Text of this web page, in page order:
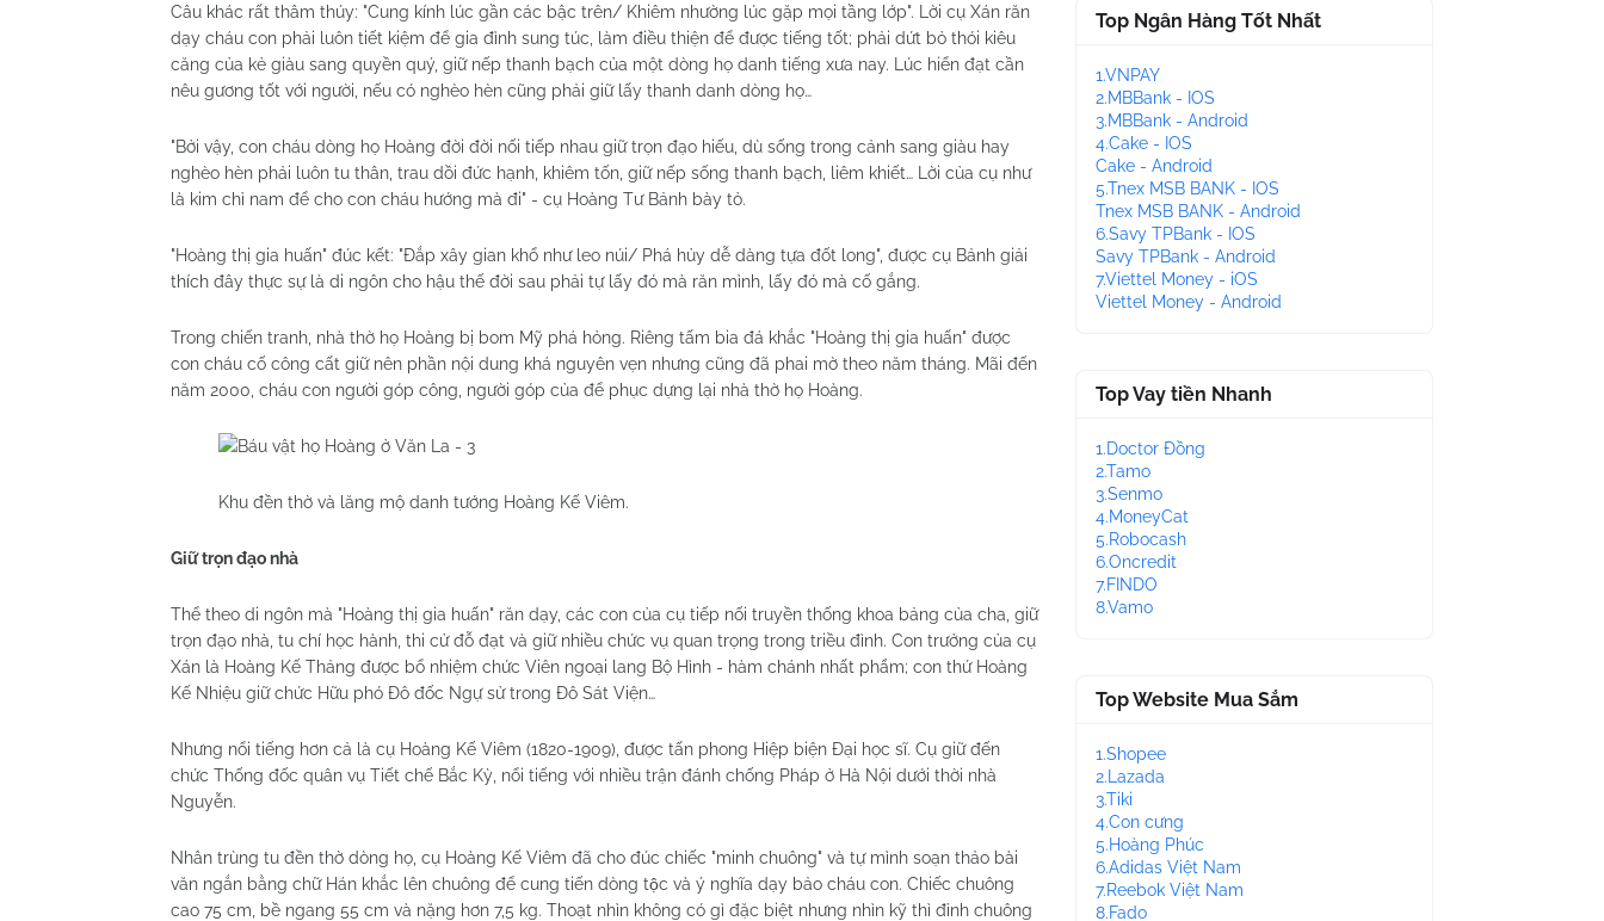
Câu khác rất thâm thúy: "Cung kính lúc gần các bậc trên/ Khiêm nhường lúc gặp mọi tầng lớp". Lời cụ Xán răn
dạy cháu con phải luôn tiết kiệm để gia đình sung túc, làm điều thiện để được tiếng tốt; phải dứt bỏ thói kiêu
căng của kẻ giàu sang quyền quý, giữ nếp thanh bạch của một dòng họ danh tiếng xưa nay. Lúc hiển đạt cần
nêu gương tốt với người, nếu có nghèo hèn cũng phải giữ lấy thanh danh dòng họ…
"Bởi vậy, con cháu dòng họ Hoàng đời đời nối tiếp nhau giữ trọn đạo hiếu, dù sống trong cảnh sang giàu hay
nghèo hèn phải luôn tu thân, trau dồi đức hạnh, khiêm tốn, giữ nếp sống thanh bạch, liêm khiết… Lời của cụ như
là kim chỉ nam để cho con cháu hướng mà đi" - cụ Hoàng Tư Bảnh bày tỏ.
"Hoàng thị gia huấn" đúc kết: "Đắp xây gian khổ như leo núi/ Phá hủy dễ dàng tựa đốt long", được cụ Bảnh giải
thích đây thực sự là di ngôn cho hậu thế đời sau phải tự lấy đó mà răn mình, lấy đó mà cố gắng.
Trong chiến tranh, nhà thờ họ Hoàng bị bom Mỹ phá hỏng. Riêng tấm bia đá khắc "Hoàng thị gia huấn" được
con cháu cố công cất giữ nên phần nội dung khá nguyên vẹn nhưng cũng đã phai mờ theo năm tháng. Mãi đến
năm 2000, cháu con người góp công, người góp của để phục dựng lại nhà thờ họ Hoàng.
Khu đền thờ và lăng mộ danh tướng Hoàng Kế Viêm.
Giữ trọn đạo nhà
Thể theo di ngôn mà "Hoàng thị gia huấn" răn dạy, các con của cụ tiếp nối truyền thống khoa bảng của cha, giữ
trọn đạo nhà, tu chí học hành, thi cử đỗ đạt và giữ nhiều chức vụ quan trọng trong triều đình. Con trưởng của cụ
Xán là Hoàng Kế Thảng được bổ nhiệm chức Viên ngoại lang Bộ Hình - hàm chánh nhất phẩm; con thứ Hoàng
Kế Nhiệu giữ chức Hữu phó Đô đốc Ngự sử trong Đô Sát Viện…
Nhưng nổi tiếng hơn cả là cụ Hoàng Kế Viêm (1820-1909), được tấn phong Hiệp biện Đại học sĩ. Cụ giữ đến
chức Thống đốc quân vụ Tiết chế Bắc Kỳ, nổi tiếng với nhiều trận đánh chống Pháp ở Hà Nội dưới thời nhà
Nguyễn.
Nhân trùng tu đền thờ dòng họ, cụ Hoàng Kế Viêm đã cho đúc chiếc "minh chuông" và tự mình soạn thảo bài
văn ngắn bằng chữ Hán khắc lên chuông để cung tiến dòng tộc và ý nghĩa dạy bảo cháu con. Chiếc chuông
cao 75 cm, bề ngang 55 cm và nặng hơn 7,5 kg. Thoạt nhìn không có gì đặc biệt nhưng nhìn kỹ thì đỉnh chuông
Top Ngân Hàng Tốt Nhất
1.VNPAY
2.MBBank - IOS
3.MBBank - Android
4.Cake - IOS
Cake - Android
5.Tnex MSB BANK - IOS
Tnex MSB BANK - Android
6.Savy TPBank - IOS
Savy TPBank - Android
7.Viettel Money - iOS
Viettel Money - Android
Top Vay tiền Nhanh
1.Doctor Đồng
2.Tamo
3.Senmo
4.MoneyCat
5.Robocash
6.Oncredit
7.FINDO
8.Vamo
Top Website Mua Sắm
1.Shopee
2.Lazada
3.Tiki
4.Con cưng
5.Hoàng Phúc
6.Adidas Việt Nam
7.Reebok Việt Nam
8.Fado